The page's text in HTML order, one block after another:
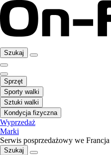
Szukaj
Sprzęt
Sporty walki
Sztuki walki
Kondycja fizyczna
Wyprzedaż
Marki
Serwis posprzedażowy we Francja
Szukaj